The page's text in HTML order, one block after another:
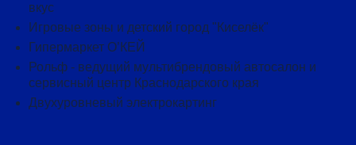
вкус
Игровые зоны и детский город "Киселёк"
Гипермаркет О’КЕЙ
Рольф - ведущий мультибрендовый автосалон и
сервисный центр Краснодарского края
Двухуровневый электрокартинг